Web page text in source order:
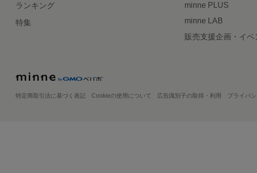
ランキング
特集
minne PLUS
minne LAB
販売支援企画・イベ
特定商取引法に基づく表記 Cookieの使用について 広告識別子の取得・利用 プライバ